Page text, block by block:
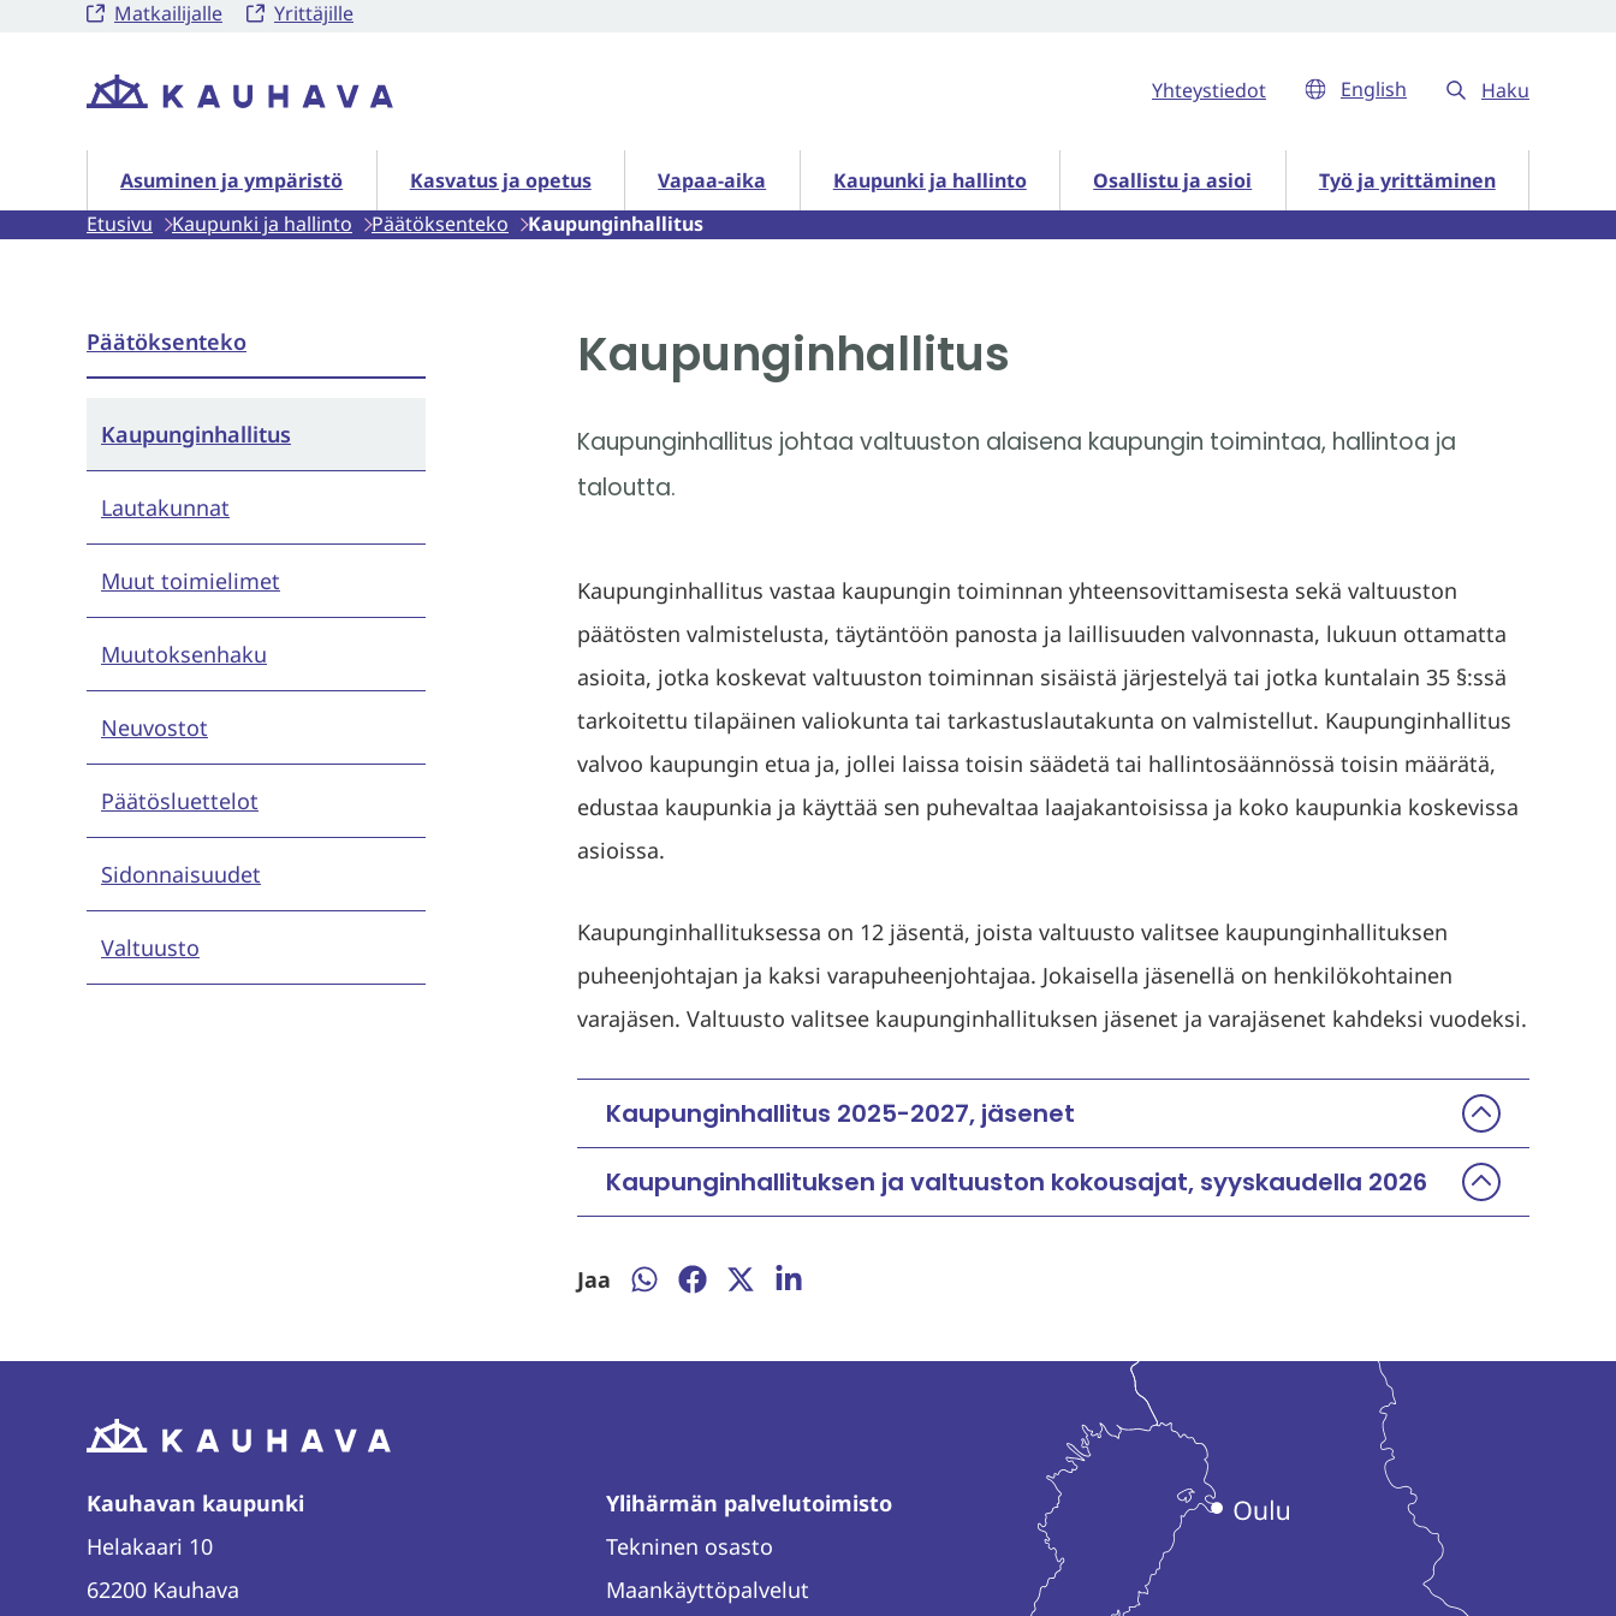
SiirryMatkailijalle Yrittäjille
Etusivu Yhteystiedot English Haku
Asuminen ja ympäristö
Asuminen ja ympäristö alasivut Kasvatus ja opetus
Kasvatus ja opetus alasivut Vapaa-aika
Vapaa-aika alasivutKaupunki ja hallinto
Kaupunki ja hallinto alasivut Osallistu ja asioi
Osallistu ja asioi alasivut Työ ja yrittäminen
Työ ja yrittäminen alasivut
Etusivu
Kaupunki ja hallinto Päätöksenteko Kaupunginhallitus
Päätöksenteko
Kaupunginhallitus
Lautakunnat
Muut toimielimet
Muutoksenhaku
Neuvostot
Päätösluettelot
Sidonnaisuudet
Valtuusto
Kaupunginhallitus
Kaupunginhallitus johtaa valtuuston alaisena kaupungin toimintaa, hallintoa ja
taloutta.
Kaupunginhallitus vastaa kaupungin toiminnan yhteensovittamisesta sekä valtuuston
päätösten valmistelusta, täytäntöön panosta ja laillisuuden valvonnasta, lukuun ottamatta
asioita, jotka koskevat valtuuston toiminnan sisäistä järjestelyä tai jotka kuntalain 35 §:ssä
tarkoitettu tilapäinen valiokunta tai tarkastuslautakunta on valmistellut. Kaupunginhallitus
valvoo kaupungin etua ja, jollei laissa toisin säädetä tai hallintosäännössä toisin määrätä,
edustaa kaupunkia ja käyttää sen puhevaltaa laajakantoisissa ja koko kaupunkia koskevissa
asioissa.
Kaupunginhallituksessa on 12 jäsentä, joista valtuusto valitsee kaupunginhallituksen
puheenjohtajan ja kaksi varapuheenjohtajaa. Jokaisella jäsenellä on henkilökohtainen
varajäsen. Valtuusto valitsee kaupunginhallituksen jäsenet ja varajäsenet kahdeksi vuodeksi.
Kaupunginhallitus 2025-2027, jäsenet
Kaupunginhallituksen ja valtuuston kokousajat, syyskaudella 2026
Jaa
Jaa
Jaa
Jaa
Jaa
Kauhavan kaupunki
Helakaari 10
62200 Kauhava
Ylihärmän palvelutoimisto
Tekninen osasto
Maankäyttöpalvelut